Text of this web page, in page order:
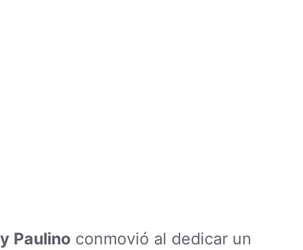
Paulino conmovió al dedicar un